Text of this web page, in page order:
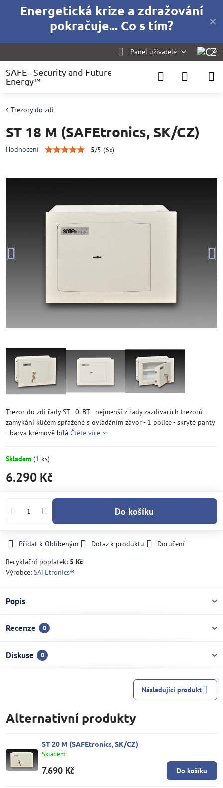
✕
Energetická krize a zdražování
pokračuje... Co s tím?
Panel uživatele
SAFE - Security and Future
Energy™
Trezory do zdi
ST 18 M (SAFEtronics, SK/CZ)
Hodnocení 5/5 (6x)
Trezor do zdi řady ST - 0. BT - nejmenší z řady zazdívacích trezorů -
zamykání klíčem spřažené s ovládáním závor - 1 police - skryté panty
- barva krémově bílá Čtěte více
Skladem (1 ks)
6.290 Kč
Do košíku
Přidat k Oblíbeným Dotaz k produktu
Doručení
Recyklační poplatek: 5 Kč
Výrobce: SAFEtronics®
Popis
Recenze 0
Diskuse 0
Následující produkt
Alternativní produkty
ST 20 M (SAFEtronics, SK/CZ)
Skladem
7.690 Kč Do košíku